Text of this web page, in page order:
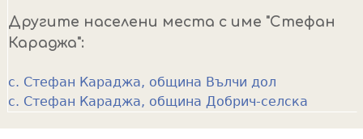
Другите населени места с име "Стефан
Караджа":
с. Стефан Караджа, община Вълчи дол
с. Стефан Караджа, община Добрич-селска